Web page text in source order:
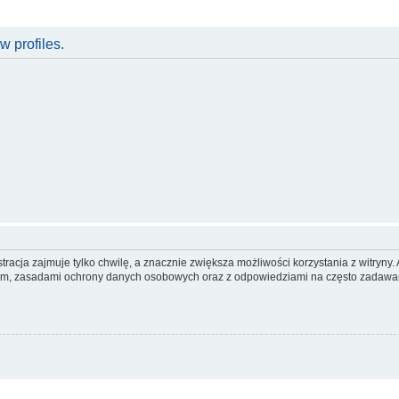
profiles.
zajmuje tylko chwilę, a znacznie zwiększa możliwości korzystania z
zasadami ochrony danych osobowych oraz z odpowiedziami na często